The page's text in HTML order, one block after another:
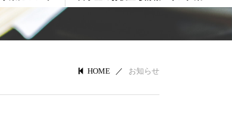
HOME ／ お知らせ